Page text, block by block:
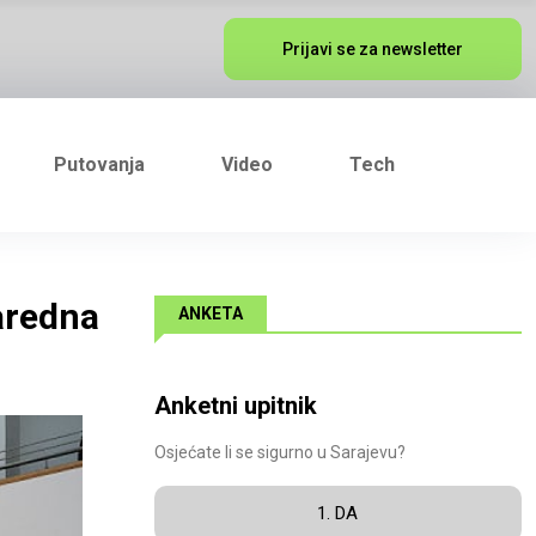
Prijavi se za newsletter
Putovanja Video Tech
ANKETA
Anketni upitnik
Osjećate li se sigurno u Sarajevu?
1. DA